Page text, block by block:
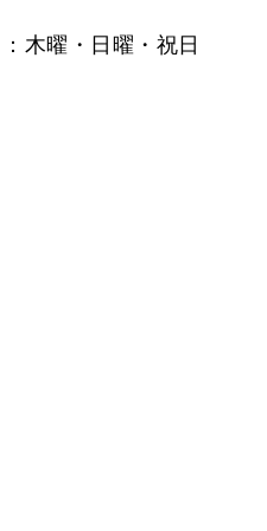
木曜・日曜・祝日